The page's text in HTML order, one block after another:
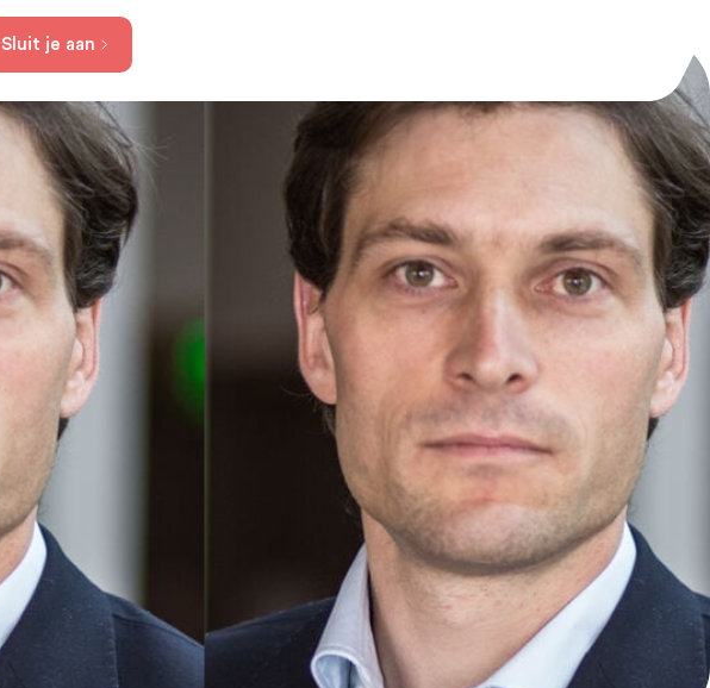
Sluit je aan